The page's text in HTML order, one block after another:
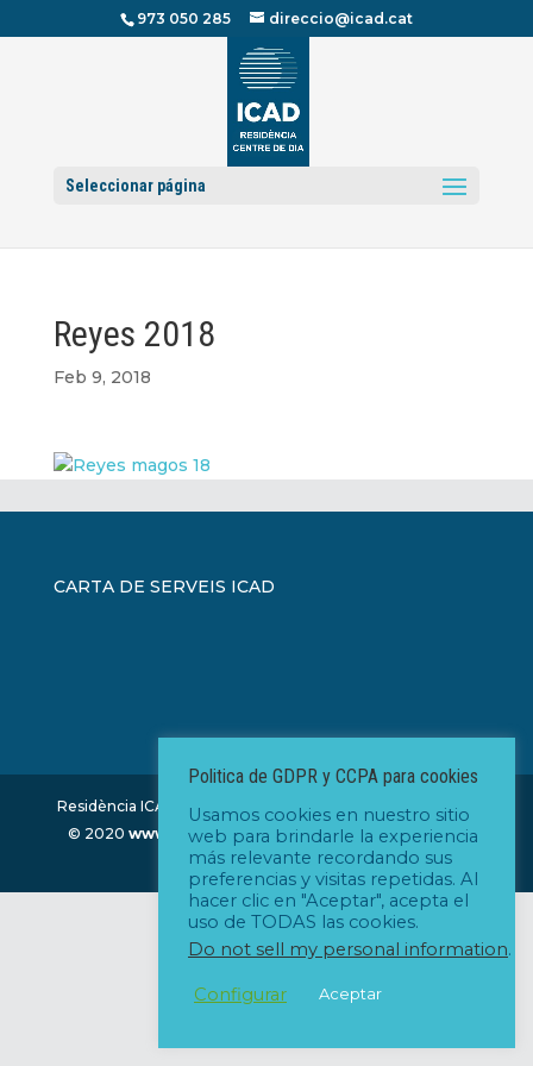
973 050 285 direccio@icad.cat
Seleccionar página
Reyes 2018
Feb 9, 2018
CARTA DE SERVEIS ICAD
Residència ICAD - Institut Catalá d'Assisténcia Domiciliária
© 2020www.icad.cat| Diseño y desarrollo:www.xm-
company.com
Politica de GDPR y CCPA para cookies
Usamos cookies en nuestro sitio
web para brindarle la experiencia
más relevante recordando sus
preferencias y visitas repetidas. Al
hacer clic en "Aceptar", acepta el
uso de TODAS las cookies.
Do not sell my personal information.
Configurar Aceptar